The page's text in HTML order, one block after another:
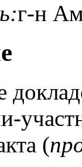
г-н
(